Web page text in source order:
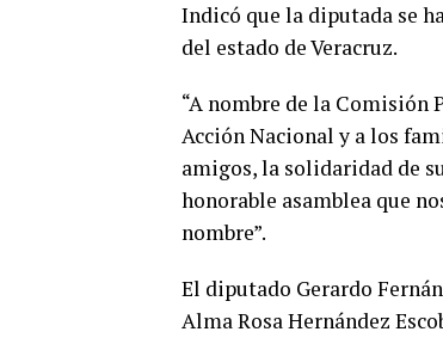
Indicó que la diputada se
del estado de Veracruz.
“A nombre de la Comisión
Acción Nacional y a los
amigos, la solidaridad de
honorable asamblea que
nombre”.
El diputado Gerardo
Alma Rosa Hernández